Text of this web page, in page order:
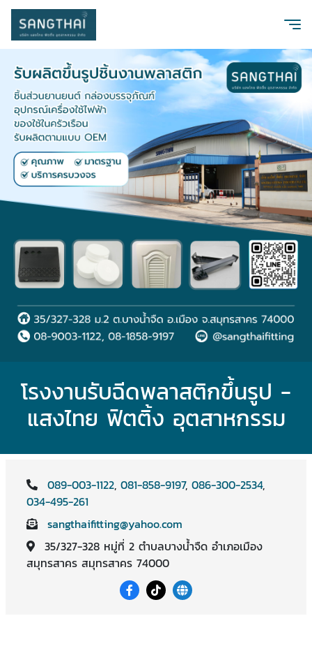
โรงงานรับฉีดพลาสติกขึ้นรูป -
แสงไทย ฟิตติ้ง อุตสาหกรรม
089-003-1122, 081-858-9197, 086-300-2534,
034-495-261
sangthaifitting@yahoo.com
35/327-328 หมู่ที่ 2 ตำบลบางน้ำจืด อำเภอเมือง
สมุทรสาคร สมุทรสาคร 74000